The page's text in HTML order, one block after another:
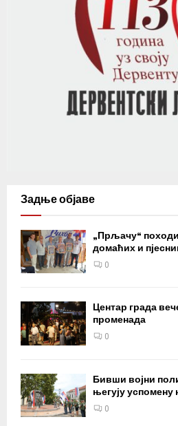
Задње објаве
„Прљачу“
домаћих и
0
Центар града
променада
0
Бивши војни
његују успомену
0